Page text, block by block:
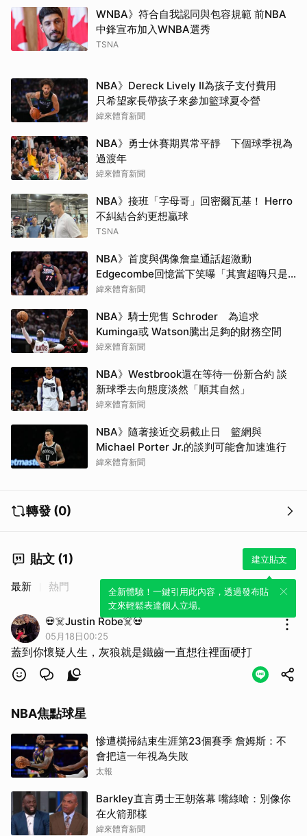
WNBA》符合自我認同與包容規範 前NBA
中鋒宣布加入WNBA選秀
TSNA
NBA》Dereck Lively II為孩子支付費用
只希望家長帶孩子來參加籃球夏令營
緯來體育新聞
NBA》勇士休賽期異常平靜 下個球季視為
過渡年
緯來體育新聞
NBA》接班「字母哥」回密爾瓦基！ Herro
不糾結合約更想贏球
TSNA
NBA》首度與偶像詹皇通話超激動
Edgecombe回憶當下笑曝「其實超嗨只是
在裝酷」
緯來體育新聞
NBA》騎士兜售 Schroder 為追求
Kuminga或 Watson騰出足夠的財務空間
緯來體育新聞
NBA》Westbrook還在等待一份新合約 談
新球季去向態度淡然「順其自然」
緯來體育新聞
NBA》隨著接近交易截止日 籃網與
Michael Porter Jr.的談判可能會加速進行
緯來體育新聞
轉發 (0)
貼文 (1) 建立貼文
全新體驗！一鍵引用此內容，透過發布貼
文來輕鬆表達個人立場。
最新 熱門
💀☠️Justin Robe☠️💀
05月18日00:25
蓋到你懷疑人生，灰狼就是鐵齒一直想往裡面硬打
NBA焦點球星
慘遭橫掃結束生涯第23個賽季 詹姆斯：不
會把這一年視為失敗
太報
Barkley直言勇士王朝落幕 嘴綠嗆：別像你
在火箭那樣
緯來體育新聞
取消